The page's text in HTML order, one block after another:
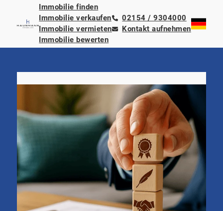
Immobilie finden
Immobilie verkaufen
Immobilie vermieten
Immobilie bewerten
02154 / 9304000
Kontakt aufnehmen